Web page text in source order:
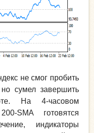
не смог пробить
сумел завершить
На 4-часовом
SMA готовятся
индикаторы